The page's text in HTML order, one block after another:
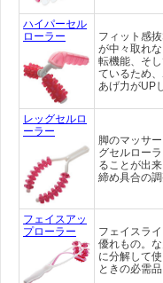
ハイパーセル
ローラー
フィット感
が中々取れ
転機能、そ
ているため
あげ力がUP
レッグセルロ
ーラー
脚のマッサ
グセルロー
ることが出
締め具合の
フェイスアッ
プローラー
フェイスラ
優れもの。
に分解して
ときの必需品